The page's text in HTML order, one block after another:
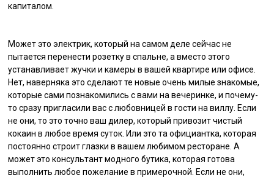
капиталом.
Может это электрик, который на самом деле сейчас не
пытается перенести розетку в спальне, а вместо этого
устанавливает жучки и камеры в вашей квартире или офисе.
Нет, наверняка это сделают те новые очень милые знакомые,
которые сами познакомились с вами на вечеринке, и почему-
то сразу пригласили вас с любовницей в гости на виллу. Если
не они, то это точно ваш дилер, который привозит чистый
кокаин в любое время суток. Или это та официантка, которая
постоянно строит глазки в вашем любимом ресторане. А
может это консультант модного бутика, которая готова
выполнить любое пожелание в примерочной. Если не они,